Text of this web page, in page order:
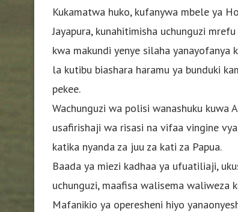
Kukamatwa huko, kufanywa mbele ya
Jayapura, kunahitimisha uchunguzi
kwa makundi yenye silaha yanayofanya
la kutibu biashara haramu ya bunduki
pekee.
Wachunguzi wa polisi wanashuku kuwa
usafirishaji wa risasi na vifaa vingine
katika nyanda za juu za kati za Papua.
Baada ya miezi kadhaa ya ufuatiliaji,
uchunguzi, maafisa walisema waliweza
Mafanikio ya operesheni hiyo